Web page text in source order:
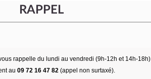
RAPPEL
rappelle du lundi au vendredi (9h-12h et 14h-18h)
au 09 72 16 47 82(appel non surtaxé).